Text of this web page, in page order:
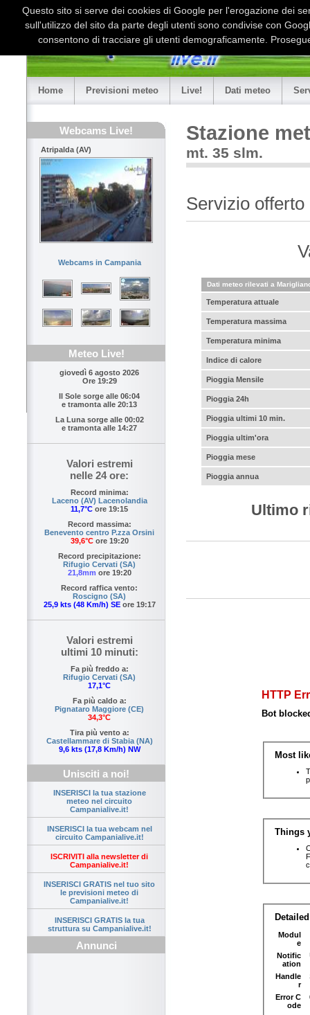
Home Previsioni meteo Live! Dati meteo
Webcams Live!
Atripalda (AV)
Webcams in Campania
Meteo Live!
giovedì 6 agosto 2026
Ore 19:29
Il Sole sorge alle 06:04
e tramonta alle 20:13
La Luna sorge alle 00:02
e tramonta alle 14:27
Valori estremi
nelle 24 ore:
Record minima:
Laceno (AV) Lacenolandia
11,7°C ore 19:15
Record massima:
Benevento centro P.zza Orsini
39,6°Core 19:20
Record precipitazione:
Rifugio Cervati (SA)
21,8mm ore 19:20
Record raffica vento:
Roscigno (SA)
25,9 kts (48 Km/h) SEore 19:17
Valori estremi
ultimi 10 minuti:
Fa più freddo a:
Rifugio Cervati (SA)
17,1°C
Fa più caldo a:
Pignataro Maggiore (CE)
34,3°C
Tira più vento a:
Castellammare di Stabia (NA)
9,6 kts (17,8 Km/h) NW
Unisciti a noi!
INSERISCI la tua stazione
meteo nel circuito
Campanialive.it!
INSERISCI la tua webcam nel
circuito Campanialive.it!
ISCRIVITI alla newsletter di
Campanialive.it!
INSERISCI GRATIS nel tuo sito
le previsioni meteo di
Campanialive.it!
INSERISCI GRATIS la tua
struttura su Campanialive.it!
Annunci
Stazione
mt. 35 slm.
Servizio
Dati meteo rilevati a
Temperatura attuale
Temperatura massima
Temperatura minima
Indice di calore
Pioggia Mensile
Pioggia 24h
Pioggia ultimi 10 min.
Pioggia ultim'ora
Pioggia mese
Pioggia annua
Ultimo
Questo sito si serve dei cookies di Google per l'erogazione dei
sull'utilizzo del sito da parte degli utenti sono condivise con
consentono di tracciare gli utenti demograficamente.